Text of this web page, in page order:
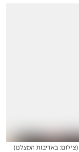
(צילום: באדיבות המצלם)